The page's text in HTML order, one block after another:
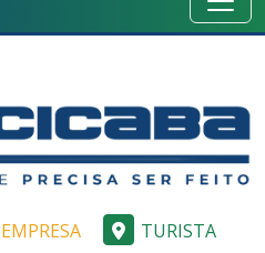
EMPRESA TURISTA